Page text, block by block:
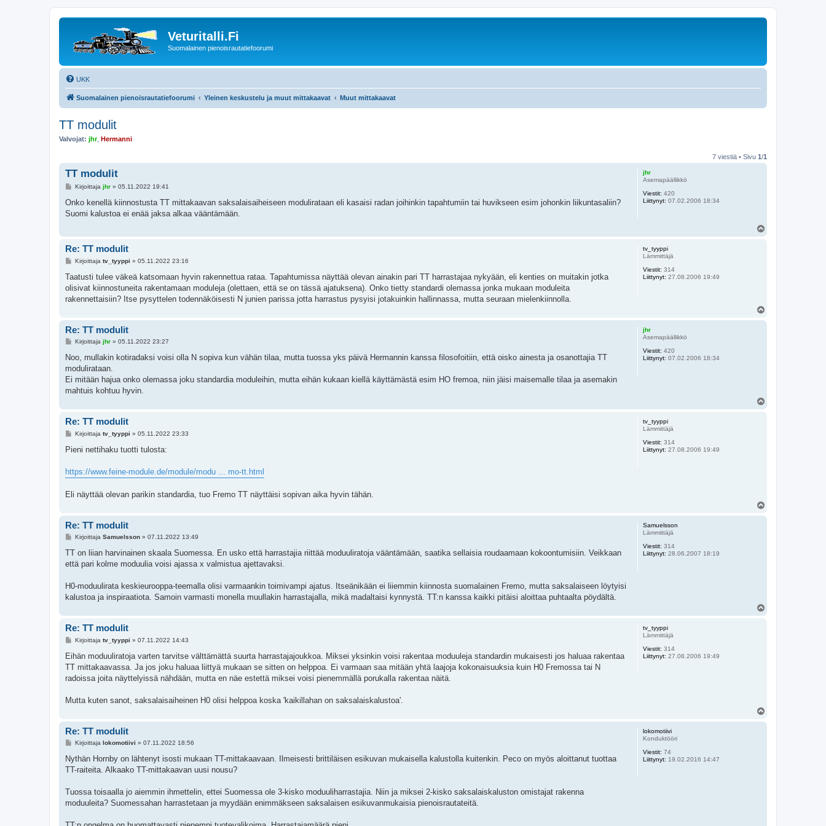
Veturitalli.Fi
Suomalainen pienoisrautatiefoorumi
UKK
Suomalainen pienoisrautatiefoorumi Yleinen keskustelu ja muut mittakaavat Muut mittakaavat
TT modulit
Valvojat: jhr, Hermanni
7 viestiä • Sivu 1/1
jhr
Asemapäällikkö
Viestit: 420
Liittynyt: 07.02.2006 18:34
TT modulit
V
e
t
Kirjoittaja jhr» 05.11.2022 19:41
Onko kenellä kiinnostusta TT mittakaavan saksalaisaiheiseen modulirataan eli kasaisi radan joihinkin tapahtumiin tai huvikseen esim johonkin liikuntasaliin?
Suomi kalustoa ei enää jaksa alkaa vääntämään.
tv_tyyppi
Lämmittäjä
Viestit: 314
Liittynyt: 27.08.2006 19:49
Re: TT modulit
V
e
t
i
Kirjoittaja tv_tyyppi » 05.11.2022 23:16
Taatusti tulee väkeä katsomaan hyvin rakennettua rataa. Tapahtumissa näyttää olevan ainakin pari TT harrastajaa nykyään, eli kenties on muitakin jotka
olisivat kiinnostuneita rakentamaan moduleja (olettaen, että se on tässä ajatuksena). Onko tietty standardi olemassa jonka mukaan moduleita
rakennettaisiin? Itse pysyttelen todennäköisesti N junien parissa jotta harrastus pysyisi jotakuinkin hallinnassa, mutta seuraan mielenkiinnolla.
jhr
Asemapäällikkö
Viestit: 420
Liittynyt: 07.02.2006 18:34
Re: TT modulit
V
e
t
Kirjoittaja jhr» 05.11.2022 23:27
Noo, mullakin kotiradaksi voisi olla N sopiva kun vähän tilaa, mutta tuossa yks päivä Hermannin kanssa filosofoitiin, että oisko ainesta ja osanottajia TT
modulirataan.
Ei mitään hajua onko olemassa joku standardia moduleihin, mutta eihän kukaan kiellä käyttämästä esim HO fremoa, niin jäisi maisemalle tilaa ja asemakin
mahtuis kohtuu hyvin.
tv_tyyppi
Lämmittäjä
Viestit: 314
Liittynyt: 27.08.2006 19:49
Re: TT modulit
V
e
i
Kirjoittaja tv_tyyppi » 05.11.2022 23:33
Pieni nettihaku tuotti tulosta:
https://www.feine-module.de/module/modu ... mo-tt.html
Eli näyttää olevan parikin standardia, tuo Fremo TT näyttäisi sopivan aika hyvin tähän.
Samuelsson
Lämmittäjä
Viestit: 314
Liittynyt: 28.06.2007 18:19
Re: TT modulit
V
e
t
Kirjoittaja Samuelsson» 07.11.2022 13:49
TT on liian harvinainen skaala Suomessa. En usko että harrastajia riittää moduuliratoja vääntämään, saatika sellaisia roudaamaan kokoontumisiin. Veikkaan
että pari kolme moduulia voisi ajassa x valmistua ajettavaksi.
H0-moduulirata keskieurooppa-teemalla olisi varmaankin toimivampi ajatus. Itseänikään ei liiemmin kiinnosta suomalainen Fremo, mutta saksalaiseen löytyisi
kalustoa ja inspiraatiota. Samoin varmasti monella muullakin harrastajalla, mikä madaltaisi kynnystä. TT:n kanssa kaikki pitäisi aloittaa puhtaalta pöydältä.
tv_tyyppi
Lämmittäjä
Viestit: 314
Liittynyt: 27.08.2006 19:49
Re: TT modulit
V
e
t
i
Kirjoittaja tv_tyyppi » 07.11.2022 14:43
Eihän moduuliratoja varten tarvitse välttämättä suurta harrastajajoukkoa. Miksei yksinkin voisi rakentaa moduuleja standardin mukaisesti jos haluaa rakentaa
TT mittakaavassa. Ja jos joku haluaa liittyä mukaan se sitten on helppoa. Ei varmaan saa mitään yhtä laajoja kokonaisuuksia kuin H0 Fremossa tai N
radoissa joita näyttelyissä nähdään, mutta en näe estettä miksei voisi pienemmällä porukalla rakentaa näitä.
Mutta kuten sanot, saksalaisaiheinen H0 olisi helppoa koska 'kaikillahan on saksalaiskalustoa'.
lokomotiivi
Konduktööri
Viestit: 74
Liittynyt: 19.02.2016 14:47
Re: TT modulit
V
e
s
t
Kirjoittaja lokomotiivi » 07.11.2022 18:56
Nythän Hornby on lähtenyt isosti mukaan TT-mittakaavaan. Ilmeisesti brittiläisen esikuvan mukaisella kalustolla kuitenkin. Peco on myös aloittanut tuottaa
TT-raiteita. Alkaako TT-mittakaavan uusi nousu?
Tuossa toisaalla jo aiemmin ihmettelin, ettei Suomessa ole 3-kisko moduuliharrastajia. Niin ja miksei 2-kisko saksalaiskaluston omistajat rakenna
moduuleita? Suomessahan harrastetaan ja myydään enimmäkseen saksalaisen esikuvanmukaisia pienoisrautateitä.